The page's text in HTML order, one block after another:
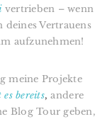
vertrieben – wenn
Vertrauens
aufzunehmen!
meine Projekte
bereits, andere
Blog Tour geben,